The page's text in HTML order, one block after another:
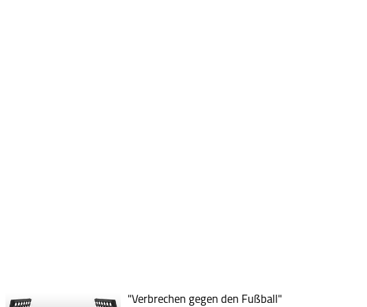
"Verbrechen gegen den Fußball"